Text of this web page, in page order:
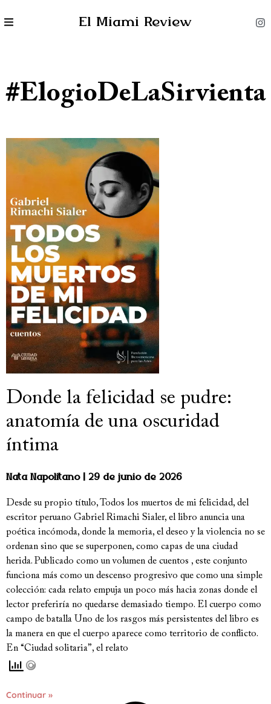
El Miami Review
#ElogioDeLaSirvienta
Donde la felicidad se pudre:
anatomía de una oscuridad
íntima
Nata Napolitano 29 de junio de 2026
Desde su propio título, Todos los muertos de mi felicidad, del
escritor peruano Gabriel Rimachi Sialer, el libro anuncia una
poética incómoda, donde la memoria, el deseo y la violencia no se
ordenan sino que se superponen, como capas de una ciudad
herida. Publicado como un volumen de cuentos , este conjunto
funciona más como un descenso progresivo que como una simple
colección: cada relato empuja un poco más hacia zonas donde el
lector preferiría no quedarse demasiado tiempo. El cuerpo como
campo de batalla Uno de los rasgos más persistentes del libro es
la manera en que el cuerpo aparece como territorio de conflicto.
En “Ciudad solitaria”, el relato
Continuar »